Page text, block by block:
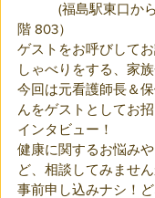
(福島駅東口から
階 803）
ゲストをお呼びして
しゃべりをする、家族
今回は元看護師長＆
んをゲストとしてお
インタビュー！
健康に関するお悩み
ど、相談してみません
事前申し込みナシ！